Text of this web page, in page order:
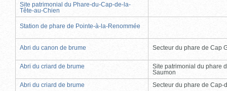
Site patrimonial du Phare-du-Cap-de-la-
Tête-au-Chien
Station de phare de Pointe-à-la-Renommée
Abri du canon de brume Secteur du phare de Cap
Abri du criard de brume
Site patrimonial du phare
Saumon
Abri du criard de brume
Secteur du phare de Cap-